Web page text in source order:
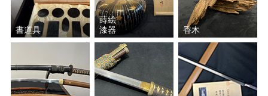
書道具
蒔絵
漆器
香木